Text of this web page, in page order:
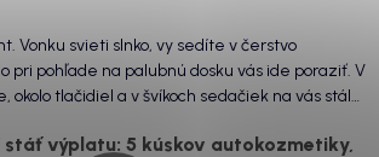
Vonku svieti slnko, vy sedíte v čerstvo
pri pohľade na palubnú dosku vás ide poraziť. V
okolo tlačidiel a v švíkoch sedačiek na vás stále
stáť výplatu: 5 kúskov autokozmetiky,